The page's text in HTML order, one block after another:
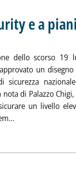
e a
2019 alle 10.5.
dello scorso 19
un
sicurezza
di Palazzo
un livello